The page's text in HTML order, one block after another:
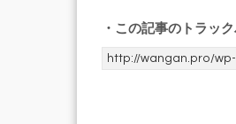
・この記事のトラッ